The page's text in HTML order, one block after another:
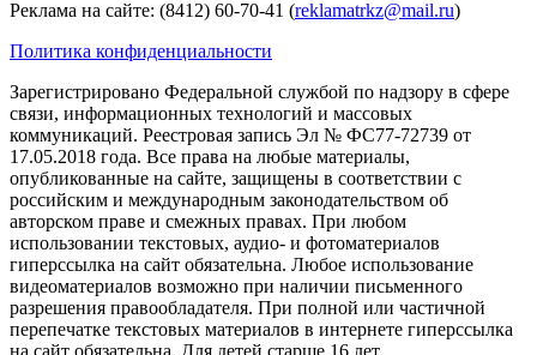
Реклама на сайте: (8412) 60-70-41 (reklamatrkz@mail.ru)
Политика конфиденциальности
Зарегистрировано Федеральной службой по надзору в сфере
связи, информационных технологий и массовых
коммуникаций. Реестровая запись Эл № ФС77-72739 от
17.05.2018 года. Все права на любые материалы,
опубликованные на сайте, защищены в соответствии с
российским и международным законодательством об
авторском праве и смежных правах. При любом
использовании текстовых, аудио- и фотоматериалов
гиперссылка на сайт обязательна. Любое использование
видеоматериалов возможно при наличии письменного
разрешения правообладателя. При полной или частичной
перепечатке текстовых материалов в интернете гиперссылка